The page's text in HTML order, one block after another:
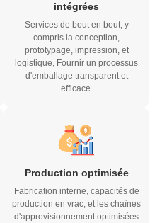
intégrées
Services de bout en bout, y
compris la conception,
prototypage, impression, et
logistique, Fournir un processus
d'emballage transparent et
efficace.
Production optimisée
Fabrication interne, capacités de
production en vrac, et les chaînes
d'approvisionnement optimisées